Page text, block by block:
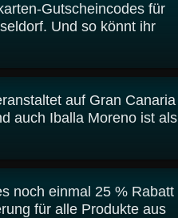
Gutscheincodes für
Und so könnt ihr
auf Gran Canaria
auch Iballa Moreno ist als
noch einmal 25 % Rabatt
für alle Produkte aus